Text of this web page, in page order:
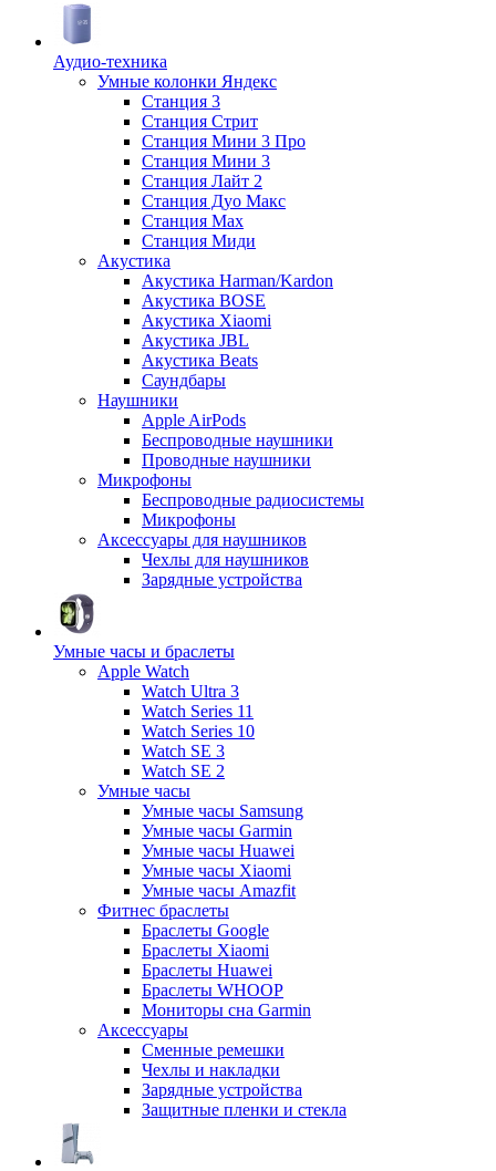
Аудио-техника
Умные колонки Яндекс
Станция 3
Станция Стрит
Станция Мини 3 Про
Станция Мини 3
Станция Лайт 2
Станция Дуо Макс
Станция Max
Станция Миди
Акустика
Акустика Harman/Kardon
Акустика BOSE
Акустика Xiaomi
Акустика JBL
Акустика Beats
Саундбары
Наушники
Apple AirPods
Беспроводные наушники
Проводные наушники
Микрофоны
Беспроводные радиосистемы
Микрофоны
Аксессуары для наушников
Чехлы для наушников
Зарядные устройства
Умные часы и браслеты
Apple Watch
Watch Ultra 3
Watch Series 11
Watch Series 10
Watch SE 3
Watch SE 2
Умные часы
Умные часы Samsung
Умные часы Garmin
Умные часы Huawei
Умные часы Xiaomi
Умные часы Amazfit
Фитнес браслеты
Браслеты Google
Браслеты Xiaomi
Браслеты Huawei
Браслеты WHOOP
Мониторы сна Garmin
Аксессуары
Сменные ремешки
Чехлы и накладки
Зарядные устройства
Защитные пленки и стекла